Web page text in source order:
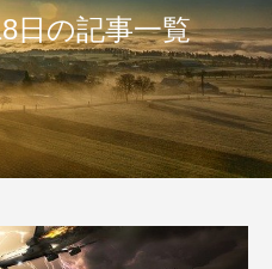
日の記事一覧